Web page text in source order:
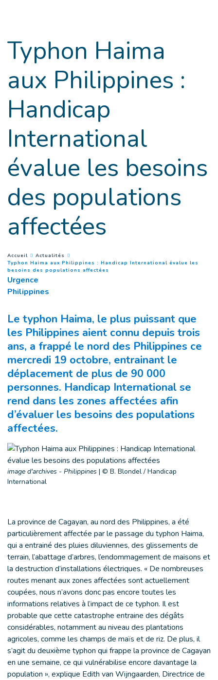
Typhon Haima
aux Philippines :
Handicap
International
évalue les besoins
des populations
affectées
You are here :
Accueil
Actualités
Typhon Haima aux Philippines : Handicap International évalue les
besoins des populations affectées
Urgence
Philippines
Le typhon Haima, le plus puissant que
les Philippines aient connu depuis trois
ans, a frappé le nord des Philippines ce
mercredi 19 octobre, entrainant le
déplacement de plus de 90 000
personnes. Handicap International se
rend dans les zones affectées afin
d’évaluer les besoins des populations
affectées.
image d'archives - Philippines | © B. Blondel / Handicap
International
La province de Cagayan, au nord des Philippines, a été
particulièrement affectée par le passage du typhon Haima,
qui a entrainé des pluies diluviennes, des glissements de
terrain, l’abattage d’arbres, l’endommagement de maisons et
la destruction d’installations électriques. « De nombreuses
routes menant aux zones affectées sont actuellement
coupées, nous n’avons donc pas encore toutes les
informations relatives à l’impact de ce typhon. Il est
probable que cette catastrophe entraine des dégâts
considérables, notamment au niveau des plantations
agricoles, comme les champs de maïs et de riz. De plus, il
s’agit du deuxième typhon qui frappe la province de Cagayan
en une semaine, ce qui vulnérabilise encore davantage la
population », explique Edith van Wijngaarden, Directrice de